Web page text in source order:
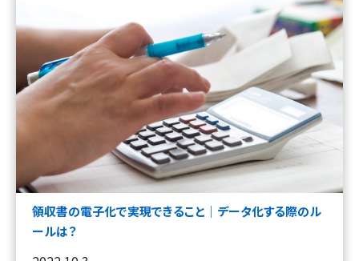
領収書の電子化で実現できること｜データ化する際のル
ールは？